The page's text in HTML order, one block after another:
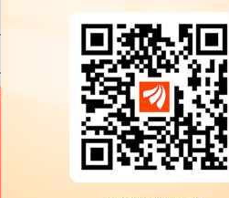
2025-12-31 2025-09-30
股东类型
个人
个人